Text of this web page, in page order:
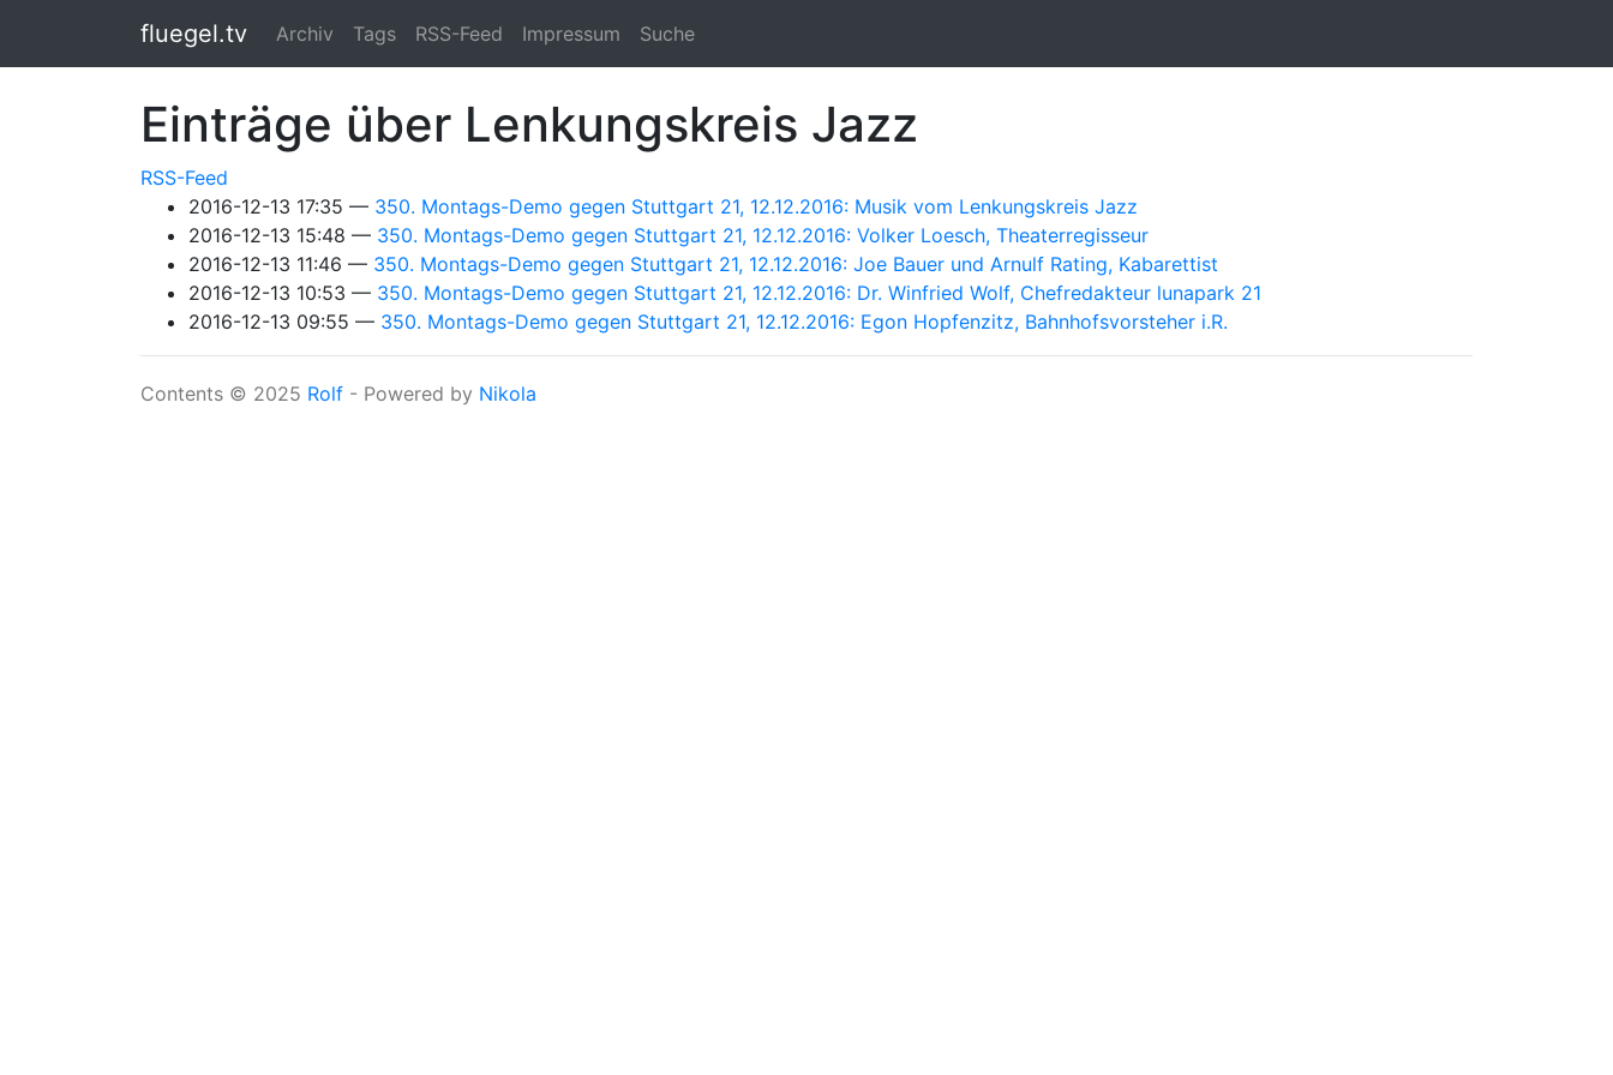
fluegel.tv Archiv Tags RSS-Feed Impressum Suche
Einträge über Lenkungskreis Jazz
RSS-Feed
2016-12-13 17:35
350. Montags-Demo gegen Stuttgart 21, 12.12.2016: Musik vom Lenkungskreis Jazz
2016-12-13 15:48
350. Montags-Demo gegen Stuttgart 21, 12.12.2016: Volker Loesch, Theaterregisseur
2016-12-13 11:46
350. Montags-Demo gegen Stuttgart 21, 12.12.2016: Joe Bauer und Arnulf Rating, Kabarettist
2016-12-13 10:53
350. Montags-Demo gegen Stuttgart 21, 12.12.2016: Dr. Winfried Wolf, Chefredakteur lunapark 21
2016-12-13 09:55
350. Montags-Demo gegen Stuttgart 21, 12.12.2016: Egon Hopfenzitz, Bahnhofsvorsteher i.R.
Contents © 2025 Rolf - Powered by Nikola